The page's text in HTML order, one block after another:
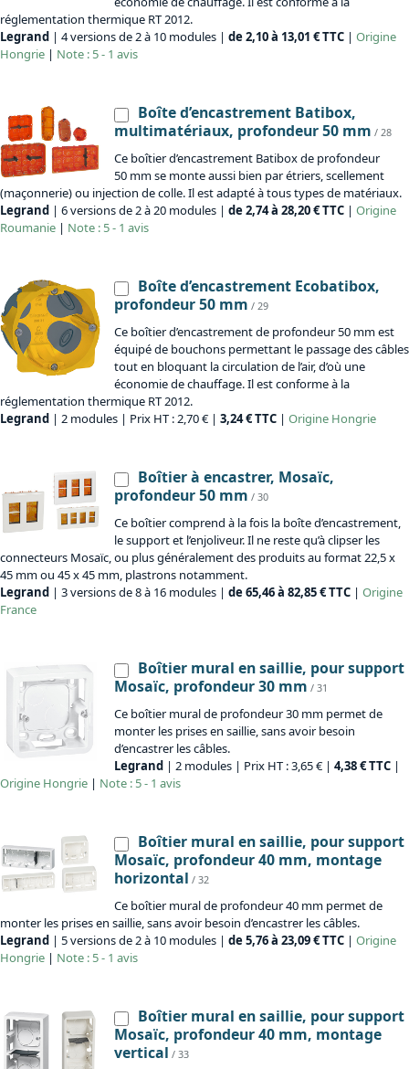
réglementation thermique RT 2012.
Legrand | 4 versions de 2 à 10 modules | de 2,10 à 13,01 € TTC | Origine
Hongrie | Note : 5 - 1 avis
Boîte d’encastrement Batibox,
multimatériaux, profondeur 50 mm / 28
Ce boîtier d’encastrement Batibox de profondeur
50 mm se monte aussi bien par étriers, scellement
(maçonnerie) ou injection de colle. Il est adapté à tous types de matériaux.
Legrand | 6 versions de 2 à 20 modules | de 2,74 à 28,20 € TTC | Origine
Roumanie | Note : 5 - 1 avis
Boîte d’encastrement Ecobatibox,
profondeur 50 mm / 29
Ce boîtier d’encastrement de profondeur 50 mm est
équipé de bouchons permettant le passage des câbles
tout en bloquant la circulation de l’air, d’où une
économie de chauffage. Il est conforme à la
réglementation thermique RT 2012.
Legrand | 2 modules | Prix HT : 2,70 € | 3,24 € TTC | Origine Hongrie
Boîtier à encastrer, Mosaïc,
profondeur 50 mm / 30
Ce boîtier comprend à la fois la boîte d’encastrement,
le support et l’enjoliveur. Il ne reste qu’à clipser les
connecteurs Mosaïc, ou plus généralement des produits au format 22,5 x
45 mm ou 45 x 45 mm, plastrons notamment.
Legrand | 3 versions de 8 à 16 modules | de 65,46 à 82,85 € TTC | Origine
France
Boîtier mural en saillie, pour support
Mosaïc, profondeur 30 mm / 31
Ce boîtier mural de profondeur 30 mm permet de
monter les prises en saillie, sans avoir besoin
d’encastrer les câbles.
Legrand | 2 modules | Prix HT : 3,65 € | 4,38 € TTC |
Origine Hongrie | Note : 5 - 1 avis
Boîtier mural en saillie, pour support
Mosaïc, profondeur 40 mm, montage
horizontal / 32
Ce boîtier mural de profondeur 40 mm permet de
monter les prises en saillie, sans avoir besoin d’encastrer les câbles.
Legrand | 5 versions de 2 à 10 modules | de 5,76 à 23,09 € TTC | Origine
Hongrie | Note : 5 - 1 avis
Boîtier mural en saillie, pour support
Mosaïc, profondeur 40 mm, montage
vertical / 33